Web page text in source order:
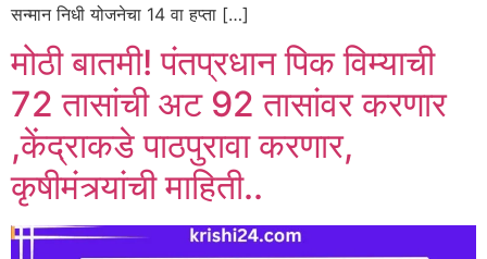
सन्मान निधी योजनेचा 14 वा हप्ता […]
मोठी बातमी! पंतप्रधान पिक विम्याची
72 तासांची अट 92 तासांवर करणार
,केंद्राकडे पाठपुरावा करणार,
कृषीमंत्र्यांची माहिती..